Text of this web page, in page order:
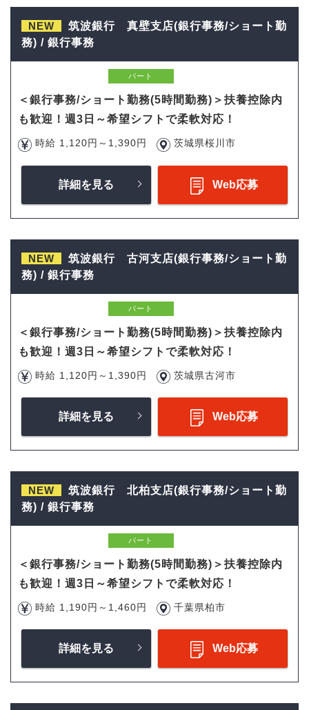
NEW
筑波銀行 真壁支店(銀行事務/ショート勤
務) / 銀行事務
パート
＜銀行事務/ショート勤務(5時間勤務)＞扶養控除内
も歓迎！週3日～希望シフトで柔軟対応！
時給 1,120円～1,390円 茨城県桜川市
詳細を見る Web応募
NEW
筑波銀行 古河支店(銀行事務/ショート勤
務) / 銀行事務
パート
＜銀行事務/ショート勤務(5時間勤務)＞扶養控除内
も歓迎！週3日～希望シフトで柔軟対応！
時給 1,120円～1,390円 茨城県古河市
詳細を見る Web応募
NEW
筑波銀行 北柏支店(銀行事務/ショート勤
務) / 銀行事務
パート
＜銀行事務/ショート勤務(5時間勤務)＞扶養控除内
も歓迎！週3日～希望シフトで柔軟対応！
時給 1,190円～1,460円 千葉県柏市
詳細を見る Web応募